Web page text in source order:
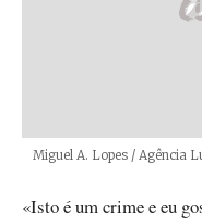
Créditos
Miguel A. Lopes / Agência
«Isto é um crime e eu